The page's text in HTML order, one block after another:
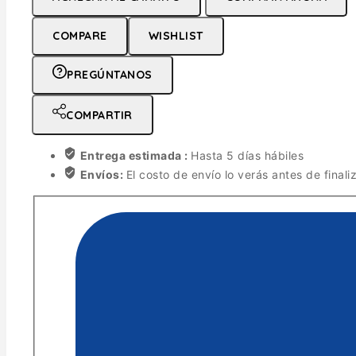
COMPARE WISHLIST
PREGÚNTANOS
COMPARTIR
Entrega estimada : Hasta 5 días hábiles
Envíos: El costo de envío lo verás antes de